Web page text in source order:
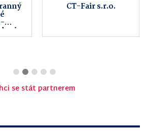
CT-Fair s.r.o.
se stát partnerem